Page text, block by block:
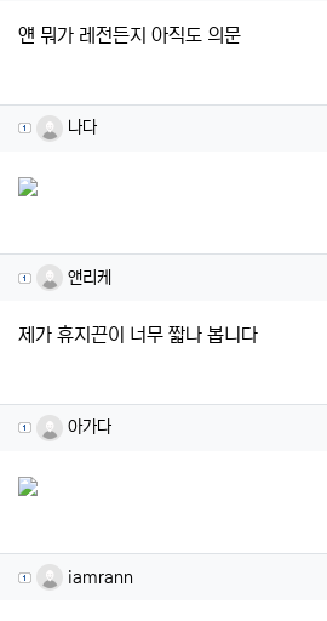
얜 뭐가 레전든지 아직도 의문
나다님의 댓글
나다
앤리케님의 댓글
앤리케
제가 휴지끈이 너무 짧나 봅니다
아가다님의 댓글
아가다
iamrann님의 댓글
iamrann